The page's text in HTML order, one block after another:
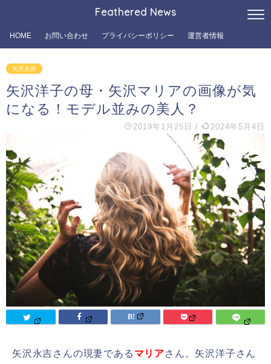
Feathered News
HOME お問い合わせ プライバシーポリシー 運営者情報
矢沢永吉
矢沢洋子の母・矢沢マリアの画像が気
になる！モデル並みの美人？
2019年1月25日 / 2024年5月4日
矢沢永吉さんの現妻である マリアさん。矢沢洋子さん